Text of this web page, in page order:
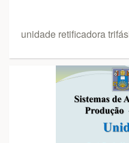
unidade retificadora